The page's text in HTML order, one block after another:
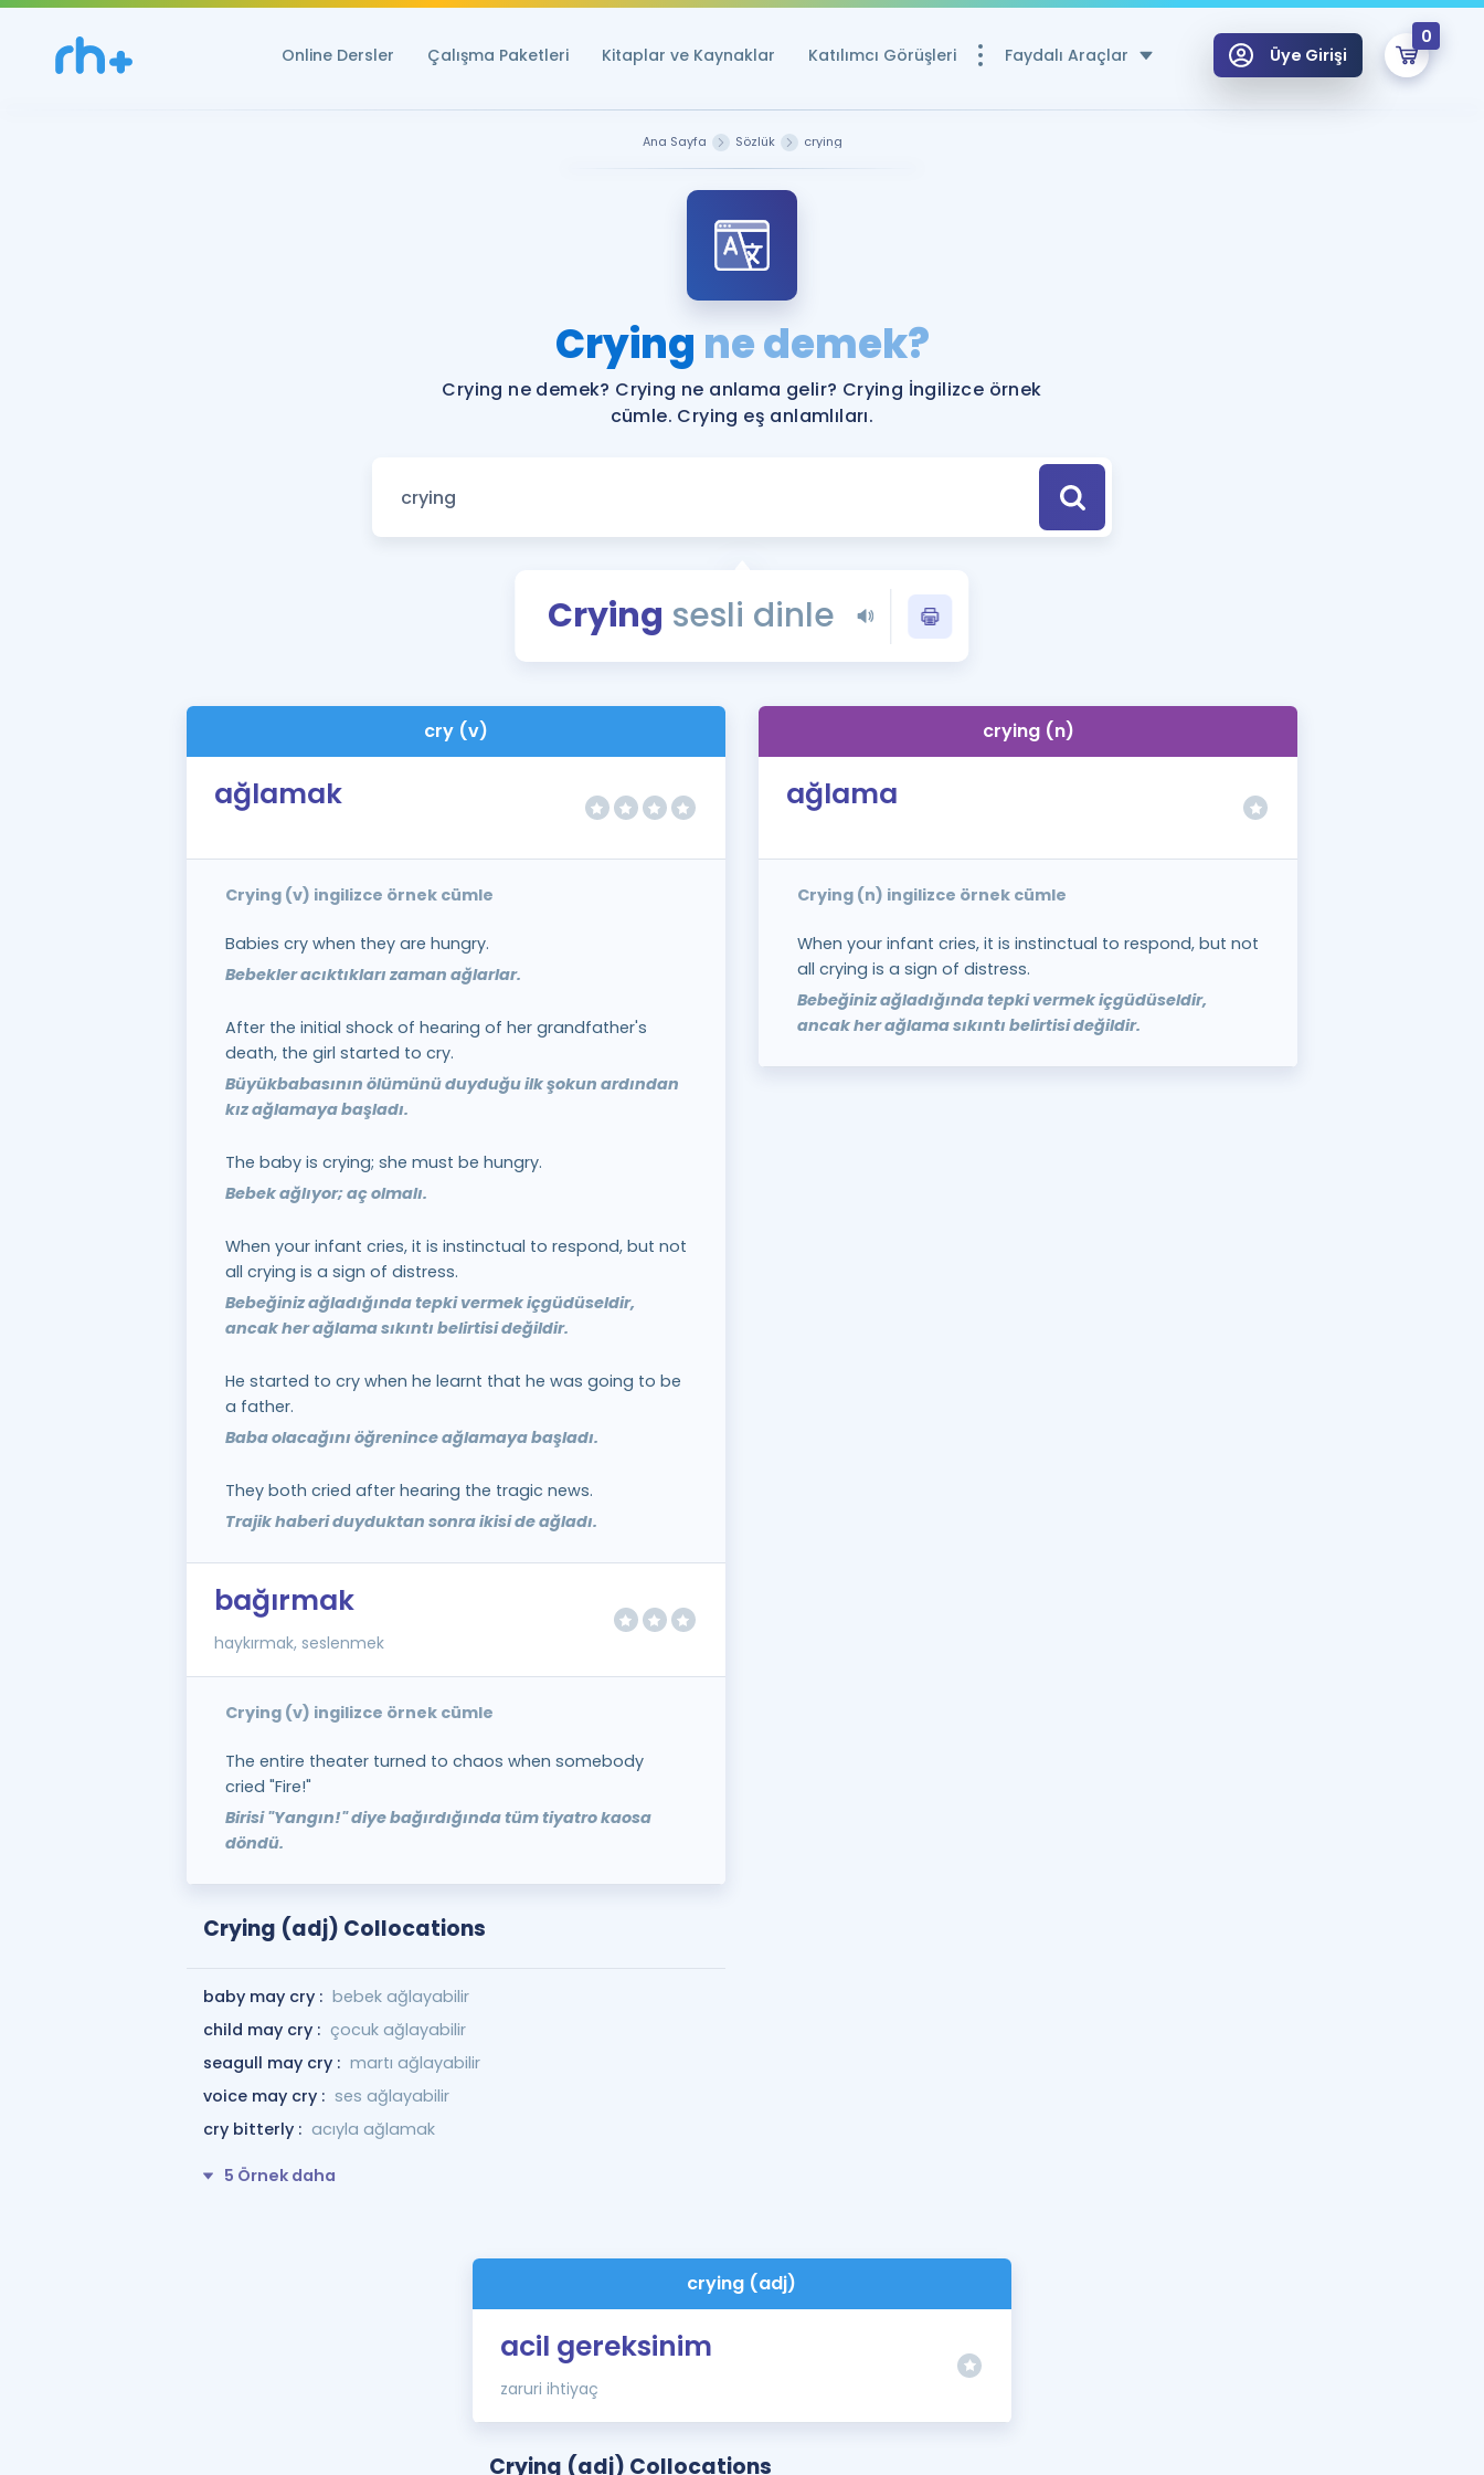
Online Dersler Çalışma Paketleri Kitaplar ve Kaynaklar Katılımcı Görüşleri Faydalı Araçlar
YDS ve YÖKDİL Puan Hesaplama Aracı
Rehberlik Aracı
YDS ve YÖKDİL'e Hazırlananlar için Öneriler
Tüm ÖSYM Sınavları Tek Takvimde
YDS - YÖKDİL Tüm Sınavlarla İlgili Haberler
İngilizce Gramer
Üye Girişi
0
Ana Sayfa Sözlük crying
Crying ne demek?
Crying ne demek? Crying ne anlama gelir? Crying İngilizce örnek
cümle. Crying eş anlamlıları.
Crying sesli dinle
cry (v)
ağlamak
Crying (v) ingilizce örnek cümle
Babies cry when they are hungry.
Bebekler acıktıkları zaman ağlarlar.
After the initial shock of hearing of her grandfather's
death, the girl started to cry.
Büyükbabasının ölümünü duyduğu ilk şokun ardından
kız ağlamaya başladı.
The baby is crying; she must be hungry.
Bebek ağlıyor; aç olmalı.
When your infant cries, it is instinctual to respond, but not
all crying is a sign of distress.
Bebeğiniz ağladığında tepki vermek içgüdüseldir,
ancak her ağlama sıkıntı belirtisi değildir.
He started to cry when he learnt that he was going to be
a father.
Baba olacağını öğrenince ağlamaya başladı.
They both cried after hearing the tragic news.
Trajik haberi duyduktan sonra ikisi de ağladı.
bağırmak
haykırmak, seslenmek
Crying (v) ingilizce örnek cümle
The entire theater turned to chaos when somebody
cried "Fire!"
Birisi "Yangın!" diye bağırdığında tüm tiyatro kaosa
döndü.
Crying (adj) Collocations
baby may cry : bebek ağlayabilir
child may cry : çocuk ağlayabilir
seagull may cry : martı ağlayabilir
voice may cry : ses ağlayabilir
cry bitterly : acıyla ağlamak
5 Örnek daha
crying (n)
ağlama
Crying (n) ingilizce örnek cümle
When your infant cries, it is instinctual to respond, but not
all crying is a sign of distress.
Bebeğiniz ağladığında tepki vermek içgüdüseldir,
ancak her ağlama sıkıntı belirtisi değildir.
crying (adj)
acil gereksinim
zaruri ihtiyaç
Crying (adj) Collocations